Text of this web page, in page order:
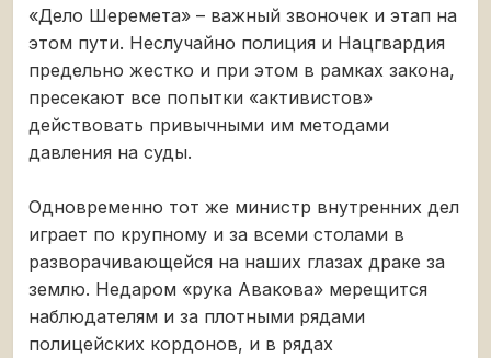
«Дело Шеремета» – важный звоночек и этап на
этом пути. Неслучайно полиция и Нацгвардия
предельно жестко и при этом в рамках закона,
пресекают все попытки «активистов»
действовать привычными им методами
давления на суды.
Одновременно тот же министр внутренних дел
играет по крупному и за всеми столами в
разворачивающейся на наших глазах драке за
землю. Недаром «рука Авакова» мерещится
наблюдателям и за плотными рядами
полицейских кордонов, и в рядах